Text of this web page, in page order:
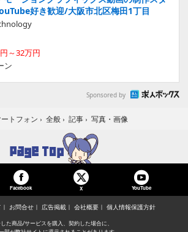
好き歓迎/大阪市北区梅田1丁目
～32万円
ン
Sponsored by
トフォン › 全般 › 記事 › 写真・画像
Facebook X YouTube
お問合せ 広告掲載 会社概要 個人情報保護方針
た商品/サービスを購入、契約した場合に、